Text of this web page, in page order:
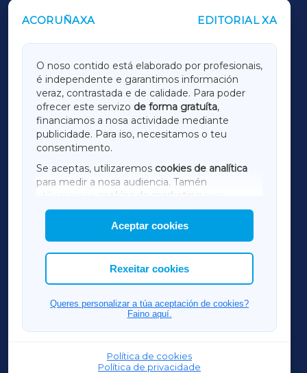
ACORUÑAXA EDITORIAL XA
O noso contido está elaborado por profesionais,
é independente e garantimos información
veraz, contrastada e de calidade. Para poder
ofrecer este servizo de forma gratuíta,
financiamos a nosa actividade mediante
publicidade. Para iso, necesitamos o teu
consentimento.
Se aceptas, utilizaremos cookies de analítica
para medir a nosa audiencia. Tamén
utilizaremos
cookies de marketing
mostrar publicidade de terceiros.
Así mesmo, podes personalizar a elección das
cookies que desexas permitir.
Aceptar cookies
Rexeitar cookies
Queres personalizar a túa aceptación de cookies?
Faino aquí.
Política de cookies
Política de privacidade
OUTROS PERIÓDICOS
LUGOXA
TERRACHAXA
AMARIÑAXA
RIBEIRASACRAXA
ACORUÑAXA
FERROLXA
OURENSEXA